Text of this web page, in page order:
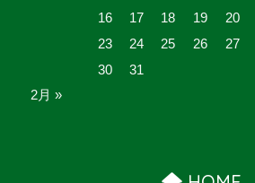
16
17 18 19 20
23
24 25 26 27
30
31
2月 »